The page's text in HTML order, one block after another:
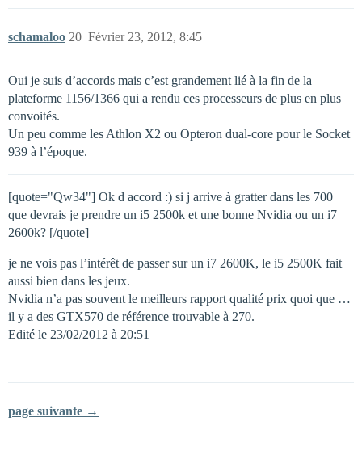
schamaloo Février 23, 2012, 8:45
20
Oui je suis d’accords mais c’est grandement lié à la fin de la
plateforme 1156/1366 qui a rendu ces processeurs de plus en plus
convoités.
Un peu comme les Athlon X2 ou Opteron dual-core pour le Socket
939 à l’époque.
[quote="Qw34"] Ok d accord :) si j arrive à gratter dans les 700
que devrais je prendre un i5 2500k et une bonne Nvidia ou un i7
2600k? [/quote]
je ne vois pas l’intérêt de passer sur un i7 2600K, le i5 2500K fait
aussi bien dans les jeux.
Nvidia n’a pas souvent le meilleurs rapport qualité prix quoi que …
il y a des GTX570 de référence trouvable à 270.
Edité le 23/02/2012 à 20:51
page suivante →